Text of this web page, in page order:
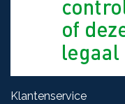
Klantenservice